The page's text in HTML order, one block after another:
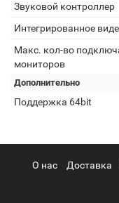
Звуковой контроллер
Интегрированное
Макс. кол-во
мониторов
Дополнительно
Поддержка 64bit
О нас Доставка